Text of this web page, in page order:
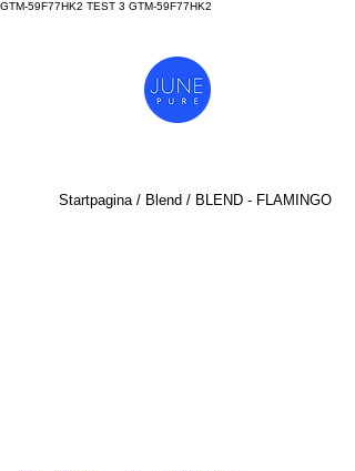
GTM-59F77HK2 TEST 3 GTM-59F77HK2
Startpagina/ Blend / BLEND - FLAMINGO